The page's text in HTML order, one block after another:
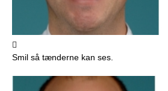

Smil så tænderne kan ses.